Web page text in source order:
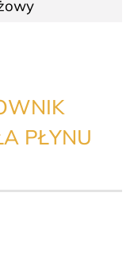
PŁYNU